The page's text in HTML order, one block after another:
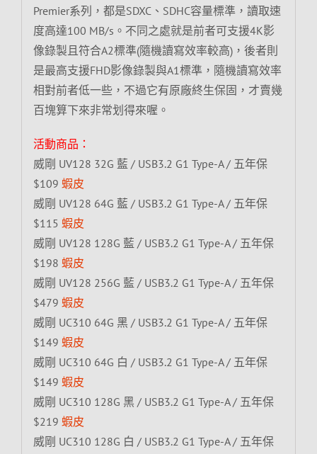
Premier系列，都是SDXC、SDHC容量標準，讀取速
度高達100 MB/s。不同之處就是前者可支援4K影
像錄製且符合A2標準(隨機讀寫效率較高)，後者則
是最高支援FHD影像錄製與A1標準，隨機讀寫效率
相對前者低一些，不過它有原廠終生保固，才賣幾
百塊算下來非常划得來喔。
活動商品：
威剛 UV128 32G 藍 / USB3.2 G1 Type-A / 五年保
$109 蝦皮
威剛 UV128 64G 藍 / USB3.2 G1 Type-A / 五年保
$115 蝦皮
威剛 UV128 128G 藍 / USB3.2 G1 Type-A / 五年保
$198 蝦皮
威剛 UV128 256G 藍 / USB3.2 G1 Type-A / 五年保
$479 蝦皮
威剛 UC310 64G 黑 / USB3.2 G1 Type-A / 五年保
$149 蝦皮
威剛 UC310 64G 白 / USB3.2 G1 Type-A / 五年保
$149 蝦皮
威剛 UC310 128G 黑 / USB3.2 G1 Type-A / 五年保
$219 蝦皮
威剛 UC310 128G 白 / USB3.2 G1 Type-A / 五年保